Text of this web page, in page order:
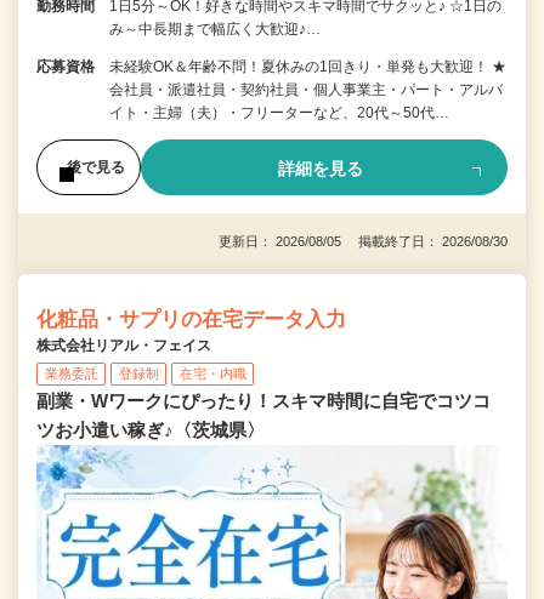
勤務時間
1日5分～OK！好きな時間やスキマ時間でサクッと♪ ☆1日の
み～中長期まで幅広く大歓迎♪…
応募資格
未経験OK＆年齢不問！夏休みの1回きり・単発も大歓迎！ ★
会社員・派遣社員・契約社員・個人事業主・パート・アルバ
イト・主婦（夫）・フリーターなど、20代～50代…
後で見る 詳細を見る
更新日： 2026/08/05 掲載終了日： 2026/08/30
化粧品・サプリの在宅データ入力
株式会社リアル・フェイス
業務委託 登録制 在宅・内職
副業・Wワークにぴったり！スキマ時間に自宅でコツコ
ツお小遣い稼ぎ♪〈茨城県〉